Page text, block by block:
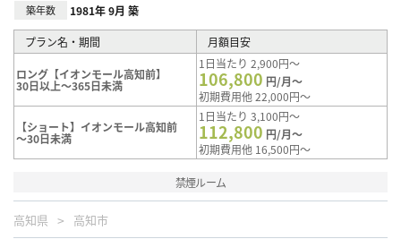
築年数 1981年 9月 築
プラン名・期間 月額目安
ロング【イオンモール高知前】
30日以上～365日未満
1日当たり 2,900円～
106,800 円/月～
初期費用他 22,000円～
【ショート】イオンモール高知前
～30日未満
1日当たり 3,100円～
112,800 円/月～
初期費用他 16,500円～
禁煙ルーム
高知県 高知市